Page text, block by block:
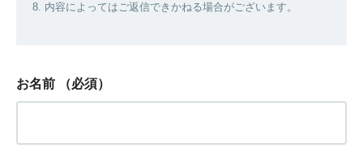
8. 内容によってはご返信できかねる場合がございます。
お名前 （必須）